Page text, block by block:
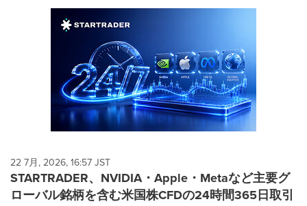
22 7月, 2026, 16:57 JST
STARTRADER、NVIDIA・Apple・Metaなど主要グ
ローバル銘柄を含む米国株CFDの24時間365日取引